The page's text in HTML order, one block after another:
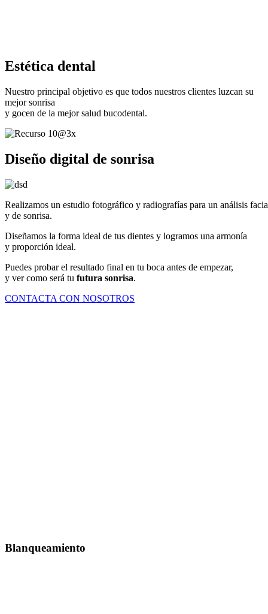
Estética dental
Nuestro principal objetivo es que todos nuestros clientes luzcan su
mejor sonrisa
y gocen de la mejor salud bucodental.
Diseño digital de sonrisa
Realizamos un estudio fotográfico y radiografías para un análisis
y de sonrisa.
Diseñamos la forma ideal de tus dientes y logramos una armonía
y proporción ideal.
Puedes probar el resultado final en tu boca antes de empezar,
y ver como será tu futura sonrisa.
CONTACTA CON NOSOTROS
Blanqueamiento